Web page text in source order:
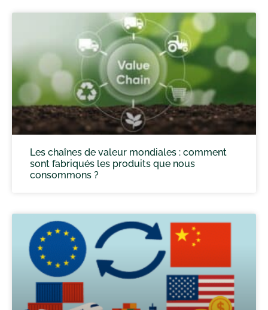
Les chaînes de valeur mondiales : comment
sont fabriqués les produits que nous
consommons ?